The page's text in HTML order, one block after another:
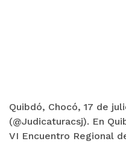
Quibdó, Chocó, 17 de
(@Judicaturacsj). En
VI Encuentro Regional